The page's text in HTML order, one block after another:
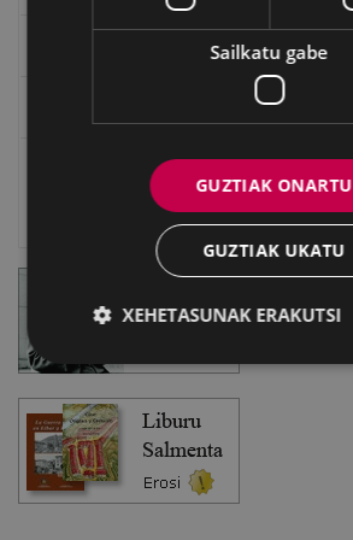
Eibarko Idazlanen Datu-basea
Sailkatu gabe
GUZTIAK ONARTU
GUZTIAK UKATU
XEHETASUNAK ERAKUTSI